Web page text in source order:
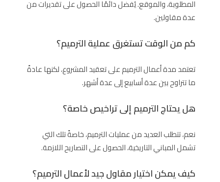
المطلوبة، والموقع. يُفضل دائمًا الحصول على تقديرات من
عدة مقاولين.
كم من الوقت تستغرق عملية الترميم؟
تعتمد مدة أعمال الترميم على تعقيد المشروع، لكنها عادةً
ما تتراوح بين عدة أسابيع إلى عدة أشهر.
هل يحتاج الترميم إلى تراخيص خاصة؟
نعم، تتطلب العديد من عمليات الترميم، خاصةً تلك التي
تشمل المباني التاريخية، الحصول على التصاريح اللازمة.
كيف يمكن اختيار مقاول جيد لأعمال الترميم؟